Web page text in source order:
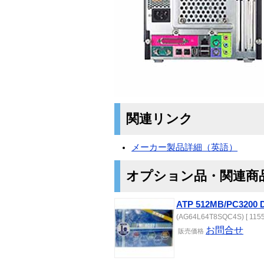
関連リンク
メーカー製品詳細（英語）
オプション品・関連商
ATP 512MB/PC3200
(AG64L64T8SQC4S) [
販売価格 お問合せ